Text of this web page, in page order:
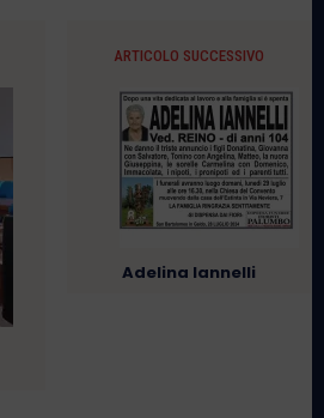
ARTICOLO SUCCESSIVO
Adelina Iannelli